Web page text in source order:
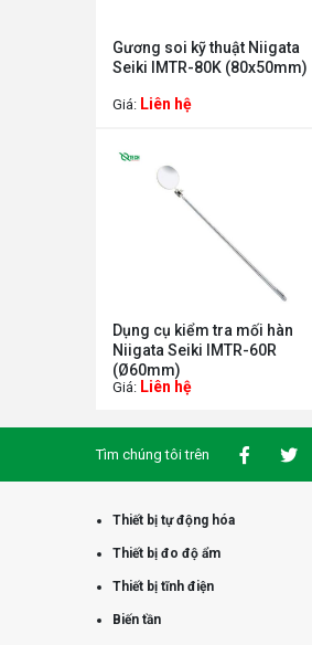
Gương soi kỹ thuật Niigata
Seiki IMTR-80K (80x50mm)
Giá: Liên hệ
Dụng cụ kiểm tra mối hàn
Niigata Seiki IMTR-60R
(Ø60mm)
Giá: Liên hệ
Tìm chúng tôi trên
Thiết bị tự động hóa
Thiết bị đo độ ẩm
Thiết bị tĩnh điện
Biến tần